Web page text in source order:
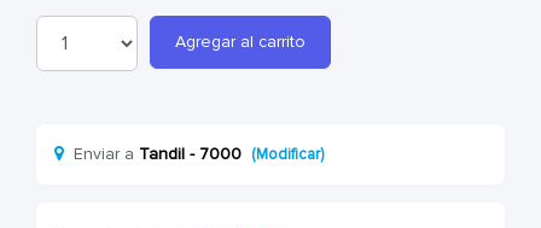
Agregar al carrito
Enviar a Tandil - 7000 (Modificar)